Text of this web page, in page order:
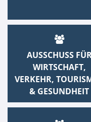
AUSSCHUSS
WIRTSCHAFT,
VERKEHR,
& GESUNDHEIT